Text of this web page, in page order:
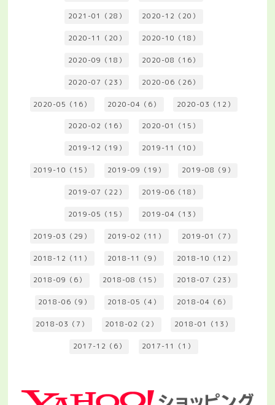
2021-01（28） 2020-12（20）
2020-11（20） 2020-10（18）
2020-09（18） 2020-08（16）
2020-07（23） 2020-06（26）
2020-05（16） 2020-04（6） 2020-03（12）
2020-02（16） 2020-01（15）
2019-12（19） 2019-11（10）
2019-10（15） 2019-09（19） 2019-08（9）
2019-07（22） 2019-06（18）
2019-05（15） 2019-04（13）
2019-03（29） 2019-02（11） 2019-01（7）
2018-12（11） 2018-11（9） 2018-10（12）
2018-09（6） 2018-08（15） 2018-07（23）
2018-06（9） 2018-05（4） 2018-04（6）
2018-03（7） 2018-02（2） 2018-01（13）
2017-12（6） 2017-11（1）